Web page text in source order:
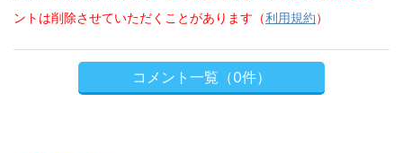
ントは削除させていただくことがあります（利用規約）
コメント一覧（0件）